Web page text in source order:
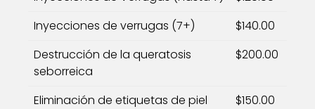
Inyecciones de verrugas (7+)
$140.00
Destrucción de la queratosis
seborreica
$200.00
Eliminación de etiquetas de piel
$150.00